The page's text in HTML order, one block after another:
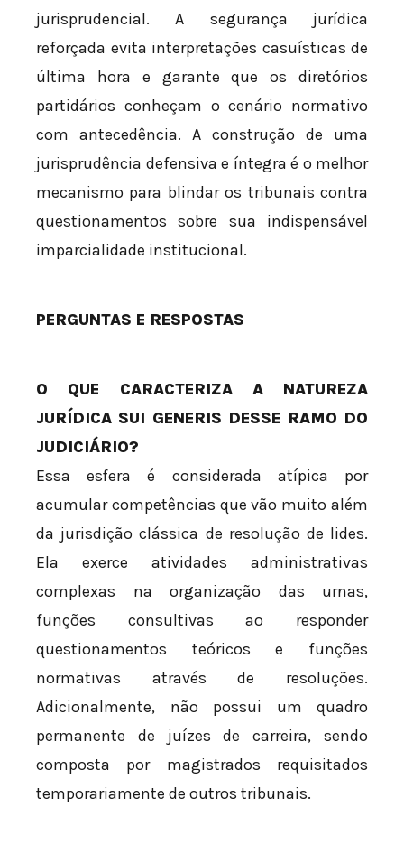
jurisprudencial. A segurança jurídica
reforçada evita interpretações casuísticas de
última hora e garante que os diretórios
partidários conheçam o cenário normativo
com antecedência. A construção de uma
jurisprudência defensiva e íntegra é o melhor
mecanismo para blindar os tribunais contra
questionamentos sobre sua indispensável
imparcialidade institucional.
PERGUNTAS E RESPOSTAS
O QUE CARACTERIZA A NATUREZA
JURÍDICA SUI GENERIS DESSE RAMO DO
JUDICIÁRIO?
Essa esfera é considerada atípica por
acumular competências que vão muito além
da jurisdição clássica de resolução de lides.
Ela exerce atividades administrativas
complexas na organização das urnas,
funções consultivas ao responder
questionamentos teóricos e funções
normativas através de resoluções.
Adicionalmente, não possui um quadro
permanente de juízes de carreira, sendo
composta por magistrados requisitados
temporariamente de outros tribunais.